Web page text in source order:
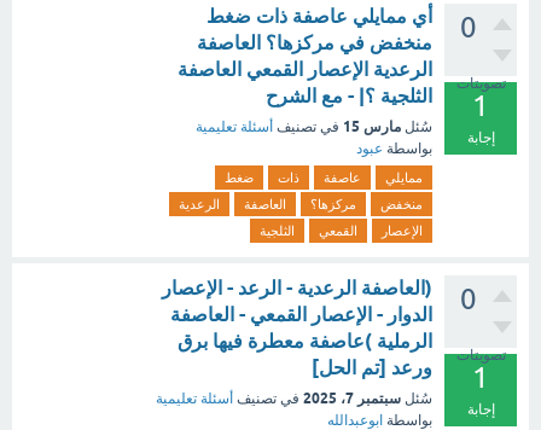
0
تصويتات
1
إجابة
أي ممايلي عاصفة ذات ضغط
منخفض في مركزها؟ العاصفة
الرعدية الإعصار القمعي العاصفة
الثلجية ؟| - مع الشرح
سُئل مارس 15 في تصنيف أسئلة تعليمية
بواسطة عبود
ممايلي عاصفة ذات
ضغط
منخفض
مركزها؟ العاصفة
الرعدية
الإعصار
القمعي الثلجية
0
تصويتات
1
إجابة
(العاصفة الرعدية - الرعد - الإعصار
الدوار - الإعصار القمعي - العاصفة
الرملية )عاصفة معطرة فيها برق
ورعد [تم الحل]
سُئل سبتمبر 7، 2025 في تصنيف أسئلة تعليمية
بواسطة ابوعبدالله